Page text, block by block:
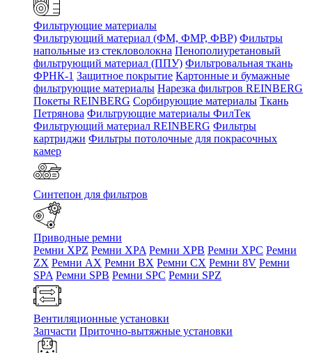
Фильтрующие материалы
Фильтрующий материал (ФМ, ФМР, ФВР) Фильтры
напольные из стекловолокна Пенополиуретановый
фильтрующий материал (ППУ) Фильтровальная ткань
ФРНК-1 Защитное покрытие Картонные и бумажные
фильтрующие материалы Нарезка фильтров REINBERG
Покеты REINBERG Сорбирующие материалы Ткань
Петрянова Фильтрующие материалы ФилТек
Фильтрующий материал REINBERG Фильтры
картриджи Фильтры потолочные для покрасочных
камер
Синтепон для фильтров
Приводные ремни
Ремни XPZ Ремни XPA Ремни XPB Ремни XPC Ремни
ZX Ремни AX Ремни BX Ремни CX Ремни 8V Ремни
SPA Ремни SPB Ремни SPC Ремни SPZ
Вентиляционные установки
Запчасти Приточно-вытяжные установки